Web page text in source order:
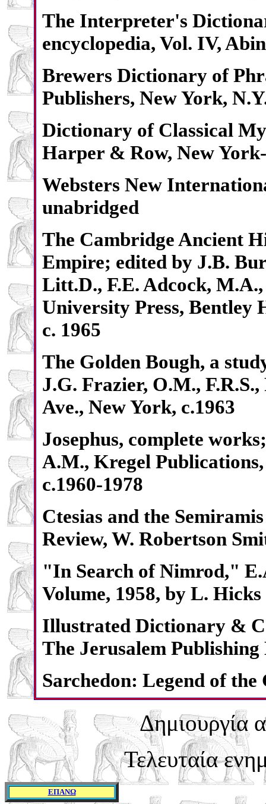
The Interpreter's
encyclopedia, Vol. IV,
Brewers Dictionary of
Publishers, New York,
Dictionary of Classical
Harper & Row, New
Websters New
unabridged
The Cambridge Ancient
Empire; edited by J.B.
Litt.D., F.E. Adcock,
University Press, Bentley
c. 1965
The Golden Bough, a
J.G. Frazier, O.M.,
Ave., New York, c.1963
Josephus, complete
A.M., Kregel
c.1960-1978
Ctesias and the
Review, W. Robertson
"In Search of Nimrod,"
Volume, 1958, by L. Hicks
Illustrated Dictionary &
The Jerusalem
Sarchedon: Legend of
Δημιουργία
Τελευταία
ΕΠΑΝΩ